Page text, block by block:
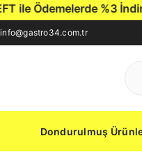
Ödemelerde %3 İndirim
info@gastro34.com.tr
Dondurulmuş